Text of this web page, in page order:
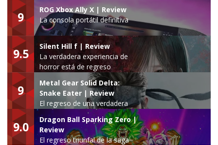
9
ROG Xbox Ally X | Review
La consola portátil definitiva
9.5
Silent Hill f | Review
La verdadera experiencia de
horror está de regreso
9
Metal Gear Solid Delta:
Snake Eater | Review
El regreso de una verdadera
leyenda
9.0
Dragon Ball Sparking Zero |
Review
El regreso triunfal de la saga